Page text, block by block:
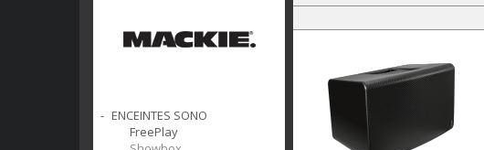
ENCEINTES SONO
FreePlay